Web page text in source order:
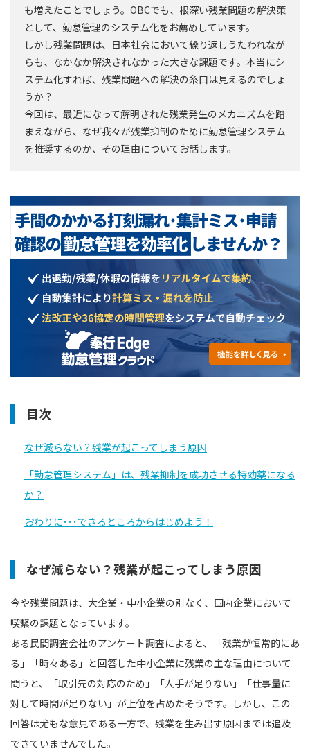
も増えたことでしょう。OBCでも、根深い残業問題の解決策
として、勤怠管理のシステム化をお薦めしています。
しかし残業問題は、日本社会において繰り返しうたわれなが
らも、なかなか解決されなかった大きな課題です。本当にシ
ステム化すれば、残業問題への解決の糸口は見えるのでしょ
うか？
今回は、最近になって解明された残業発生のメカニズムを踏
まえながら、なぜ我々が残業抑制のために勤怠管理システム
を推奨するのか、その理由についてお話します。
目次
なぜ減らない？残業が起こってしまう原因
「勤怠管理システム」は、残業抑制を成功させる特効薬になる
か？
おわりに･･･できるところからはじめよう！
なぜ減らない？残業が起こってしまう原因
今や残業問題は、大企業・中小企業の別なく、国内企業において
喫緊の課題となっています。
ある民間調査会社のアンケート調査によると、「残業が恒常的にあ
る」「時々ある」と回答した中小企業に残業の主な理由について
問うと、「取引先の対応のため」「人手が足りない」「仕事量に
対して時間が足りない」が上位を占めたそうです。しかし、この
回答は尤もな意見である一方で、残業を生み出す原因までは追及
できていませんでした。